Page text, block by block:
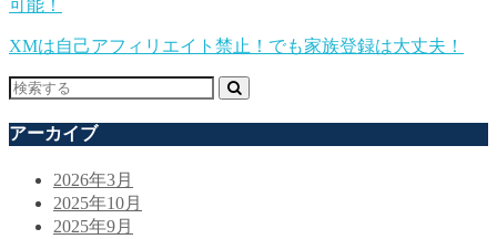
可能！
XMは自己アフィリエイト禁止！でも家族登録は大丈夫！
アーカイブ
2026年3月
2025年10月
2025年9月